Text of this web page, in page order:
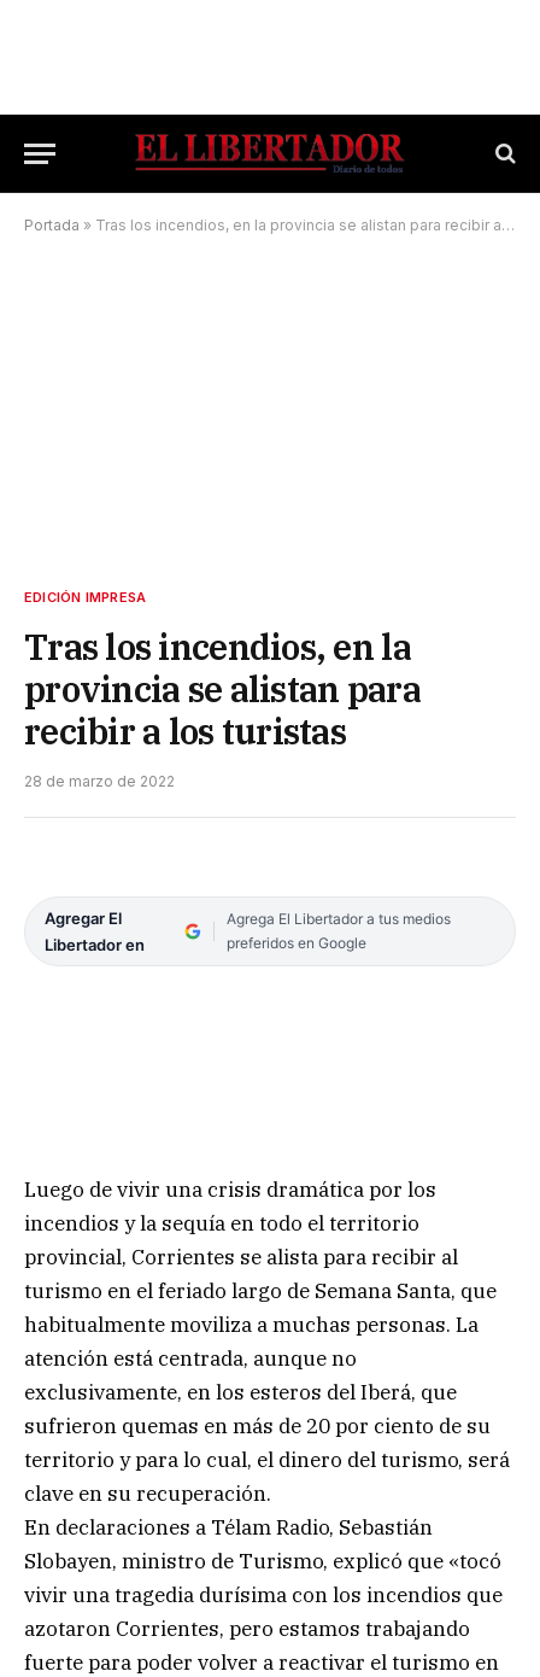
Portada » Tras los incendios, en la provincia se alistan para recibir a los turistas
EDICIÓN IMPRESA
Tras los incendios, en la
provincia se alistan para
recibir a los turistas
28 de marzo de 2022
Agregar El
Libertador en
Agrega El Libertador a tus medios
preferidos en Google
Luego de vivir una crisis dramática por los
incendios y la sequía en todo el territorio
provincial, Corrientes se alista para recibir al
turismo en el feriado largo de Semana Santa, que
habitualmente moviliza a muchas personas. La
atención está centrada, aunque no
exclusivamente, en los esteros del Iberá, que
sufrieron quemas en más de 20 por ciento de su
territorio y para lo cual, el dinero del turismo, será
clave en su recuperación.
En declaraciones a Télam Radio, Sebastián
Slobayen, ministro de Turismo, explicó que «tocó
vivir una tragedia durísima con los incendios que
azotaron Corrientes, pero estamos trabajando
fuerte para poder volver a reactivar el turismo en